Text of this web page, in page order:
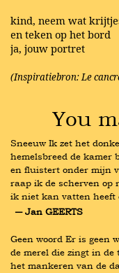
kind, neem wat
en teken op het bord
ja, jouw portret
(Inspiratiebron: Le
You
Sneeuw Ik zet het
hemelsbreed de kamer
en fluistert onder mijn
raap ik de scherven op
ik niet kan vatten heeft
― Jan GEERTS
Geen woord Er is geen
de merel die zingt in
het mankeren van de